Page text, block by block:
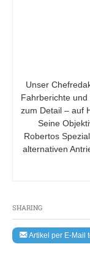
SHARING
Artikel per E-Mail
Unser
Fahrberichte
zum Detail – auf
Seine
Robertos
alternativen